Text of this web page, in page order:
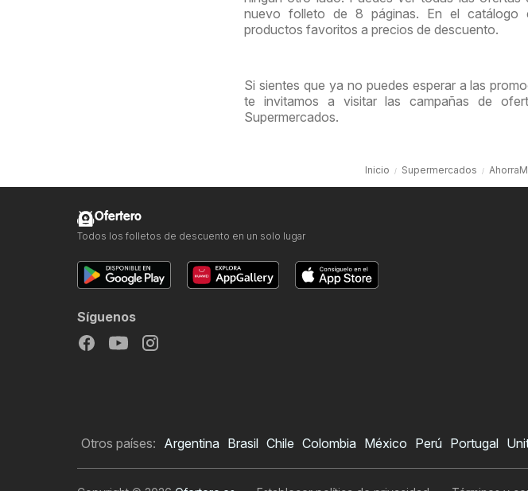
Folleto de
Quiero
nuevo folleto de 8 páginas. En el catálogo
productos favoritos a precios de descuento.
Si sientes que ya no puedes esperar a las
te invitamos a visitar las campañas de
Supermercados.
Inicio Supermercados
Ofertero
Todos los folletos de descuento en un solo lugar
Síguenos
Otros países: Argentina Brasil Chile Colombia México Perú Portugal